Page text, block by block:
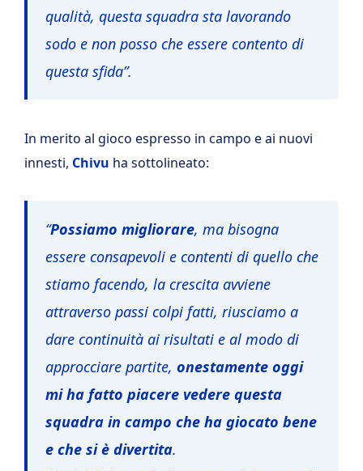
qualità, questa squadra sta lavorando
sodo e non posso che essere contento di
questa sfida”.
In merito al gioco espresso in campo e ai nuovi
innesti, Chivu ha sottolineato:
“Possiamo migliorare, ma bisogna
essere consapevoli e contenti di quello che
stiamo facendo, la crescita avviene
attraverso passi colpi fatti, riusciamo a
dare continuità ai risultati e al modo di
approcciare partite, onestamente oggi
mi ha fatto piacere vedere questa
squadra in campo che ha giocato bene
e che si è divertita.